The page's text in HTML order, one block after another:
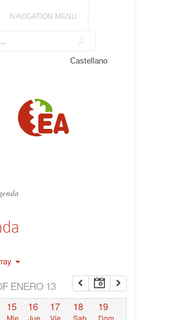
NAVIGATION MENU
Castellano
ENERO 13
15
Mie
16
Jue
17
Vie
18
Sab
19
Dom